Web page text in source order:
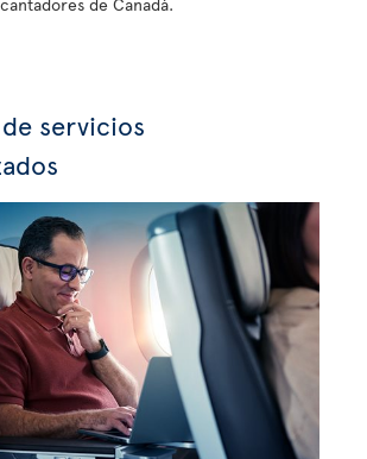
de Canadá.
servicios